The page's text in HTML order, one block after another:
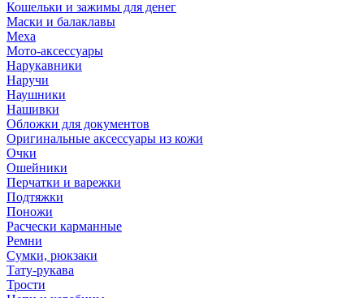
Кошельки и зажимы для денег
Маски и балаклавы
Меха
Мото-аксессуары
Нарукавники
Наручи
Наушники
Нашивки
Обложки для документов
Оригинальные аксессуары из кожи
Очки
Ошейники
Перчатки и варежки
Подтяжки
Поножи
Расчески карманные
Ремни
Сумки, рюкзаки
Тату-рукава
Трости